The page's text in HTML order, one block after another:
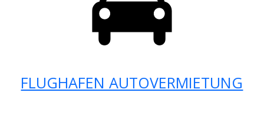
FLUGHAFEN AUTOVERMIETUNG